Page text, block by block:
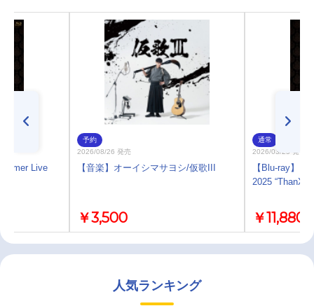
Live
予約
2026/08/26 発売
【音楽】オーイシマサヨシ/仮歌III
￥3,500
通常
2026/03/25 発売
【Blu-ray】
2025
￥11,880
人気ランキング